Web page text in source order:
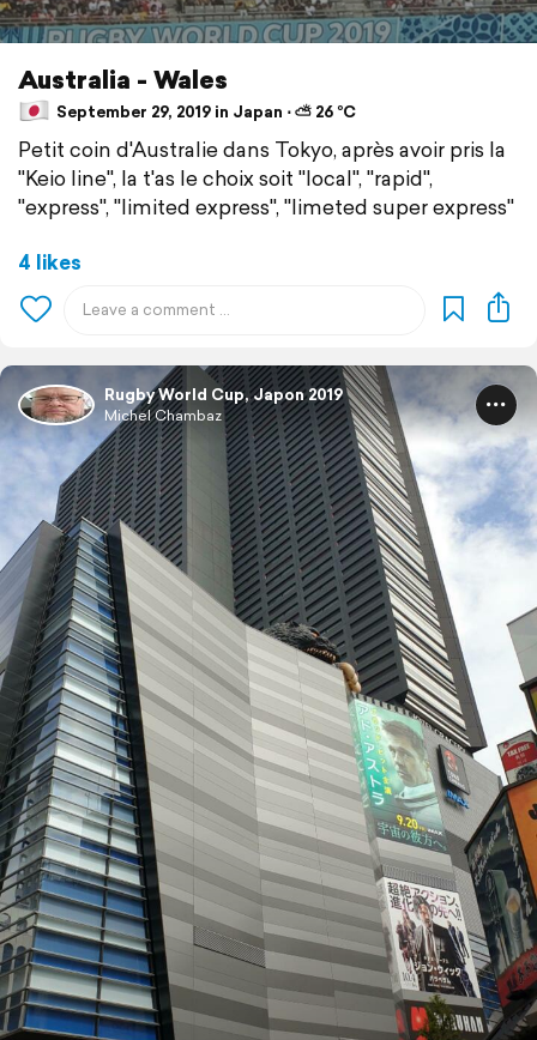
Australia - Wales
September 29, 2019 in Japan ⋅ ⛅ 26 °C
Petit coin d'Australie dans Tokyo, après avoir pris la
"Keio line", la t'as le choix soit "local", "rapid",
"express", "limited express", "limeted super express"
4 likes
Rugby World Cup, Japon 2019
Michel Chambaz